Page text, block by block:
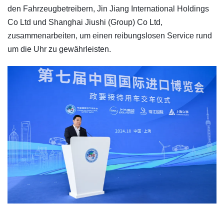
den Fahrzeugbetreibern, Jin Jiang International Holdings
Co Ltd und Shanghai Jiushi (Group) Co Ltd,
zusammenarbeiten, um einen reibungslosen Service rund
um die Uhr zu gewährleisten.